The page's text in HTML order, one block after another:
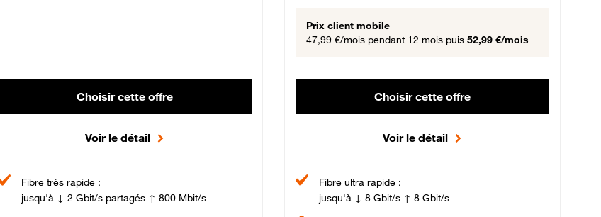
Choisir cette offre
Voir le détail
Fibre très rapide :
jusqu'à ↓ 2 Gbit/s partagés ↑ 800 Mbit/s
Prix client mobile
47,99 €/mois pendant 12 mois puis 52,99 €/mois
Choisir cette offre
Voir le détail
Fibre ultra rapide :
jusqu'à ↓ 8 Gbit/s ↑ 8 Gbit/s